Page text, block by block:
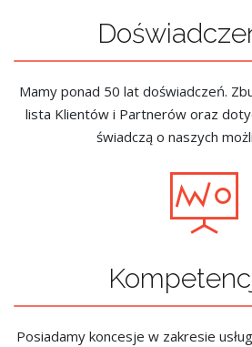
Mamy ponad 50 lat doświadczeń.
lista Klientów i Partnerów oraz
świadczą o naszych
Posiadamy koncesje w zakresie